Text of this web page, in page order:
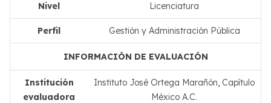
Nivel Licenciatura
Perfil Gestión y Administración Pública
INFORMACIÓN DE EVALUACIÓN
Institución
evaluadora
Instituto José Ortega Marañón, Capítulo
México A.C.